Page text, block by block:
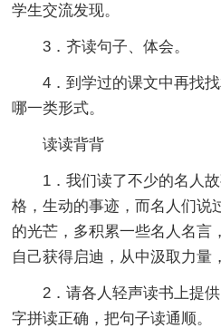
学生交流发现。
3．齐读句子、体会。
4．到学过的课文中再找
哪一类形式。
读读背背
1．我们读了不少的名人
格，生动的事迹，而名人们说
的光芒，多积累一些名人名言
自己获得启迪，从中汲取力量
2．请各人轻声读书上提
字拼读正确，把句子读通顺。